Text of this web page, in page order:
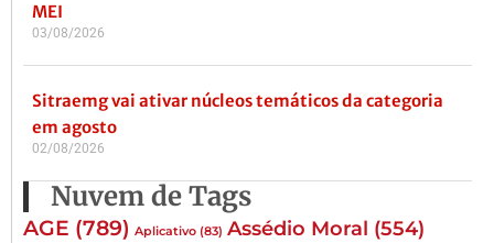
MEI
03/08/2026
Sitraemg vai ativar núcleos temáticos da categoria
em agosto
02/08/2026
Nuvem de Tags
AGE (789) Aplicativo (83) Assédio Moral (554)